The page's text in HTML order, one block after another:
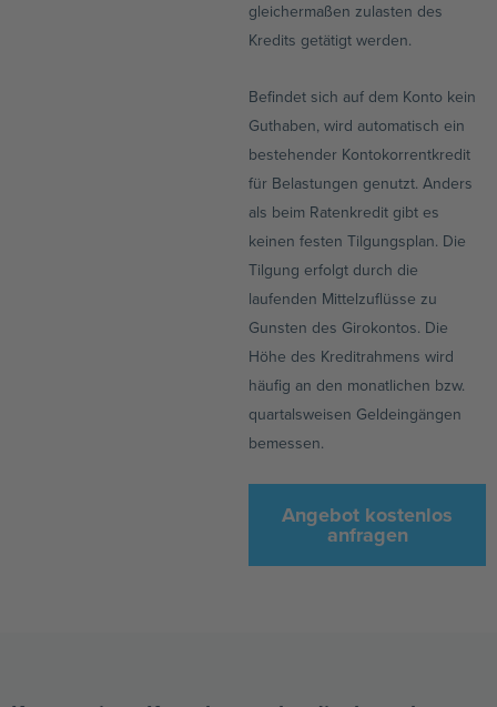
gleichermaßen zulasten des
Kredits getätigt werden.
Befindet sich auf dem Konto kein
Guthaben, wird automatisch ein
bestehender Kontokorrentkredit
für Belastungen genutzt. Anders
als beim Ratenkredit gibt es
keinen festen Tilgungsplan. Die
Tilgung erfolgt durch die
laufenden Mittelzuflüsse zu
Gunsten des Girokontos. Die
Höhe des Kreditrahmens wird
häufig an den monatlichen bzw.
quartalsweisen Geldeingängen
bemessen.
Angebot kostenlos
anfragen